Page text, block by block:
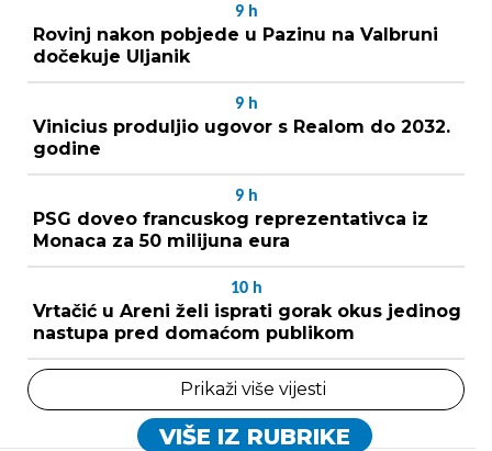
9 h
Rovinj nakon pobjede u Pazinu na Valbruni
dočekuje Uljanik
9 h
Vinicius produljio ugovor s Realom do 2032.
godine
9 h
PSG doveo francuskog reprezentativca iz
Monaca za 50 milijuna eura
10 h
Vrtačić u Areni želi isprati gorak okus jedinog
nastupa pred domaćom publikom
Prikaži više vijesti
VIŠE IZ RUBRIKE